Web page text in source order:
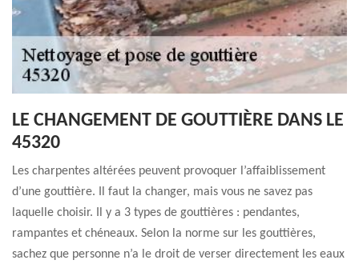
LE CHANGEMENT DE GOUTTIÈRE DANS LE
45320
Les charpentes altérées peuvent provoquer l’affaiblissement
d’une gouttière. Il faut la changer, mais vous ne savez pas
laquelle choisir. Il y a 3 types de gouttières : pendantes,
rampantes et chéneaux. Selon la norme sur les gouttières,
sachez que personne n’a le droit de verser directement les eaux